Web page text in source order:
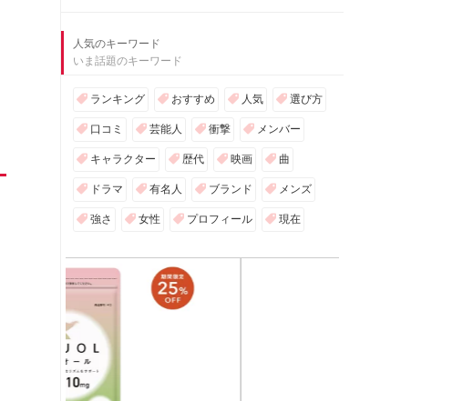
人気のキーワード
いま話題のキーワード
ランキング おすすめ 人気 選び方
口コミ 芸能人 衝撃 メンバー
キャラクター 歴代 映画 曲
ドラマ 有名人 ブランド メンズ
強さ 女性 プロフィール 現在